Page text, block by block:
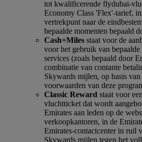
tot kwalificerende flydubai-
Economy Class 'Flex'-tarief,
vertrekpunt naar de
bepaalde momenten bepaald
Cash+Miles staat voor de
voor het gebruik van
services (zoals bepaald door
combinatie van contante
Skywards mijlen, op basis van
voorwaarden van deze
Classic Reward staat voor
vluchtticket dat wordt
Emirates aan leden op de
verkoopkantoren, in de
Emirates-contactcenter in ruil
Skywards mijlen tegen het